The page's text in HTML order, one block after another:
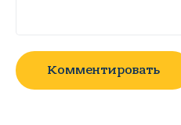
Комментировать